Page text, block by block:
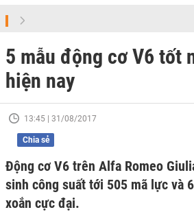
5 mẫu động cơ V6 tốt
hiện nay
13:45 | 31/08/2017
Chia sẻ
Động cơ V6 trên Alfa Romeo
sinh công suất tới 505 mã lực và
xoắn cực đại.